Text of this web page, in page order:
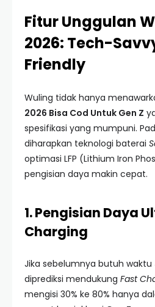
Fitur Unggulan
2026: Tech-
Friendly
Wuling tidak hanya
2026 Bisa Cod Untuk Gen Z
spesifikasi yang mumpuni.
diharapkan teknologi baterai
optimasi LFP (Lithium Iron
pengisian daya makin cepat.
1. Pengisian Daya
Charging
Jika sebelumnya butuh
diprediksi mendukung Fast
mengisi 30% ke 80% hanya